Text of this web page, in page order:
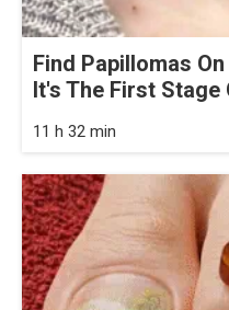
Find Papillomas
It's The First Stage
11 h 32 min